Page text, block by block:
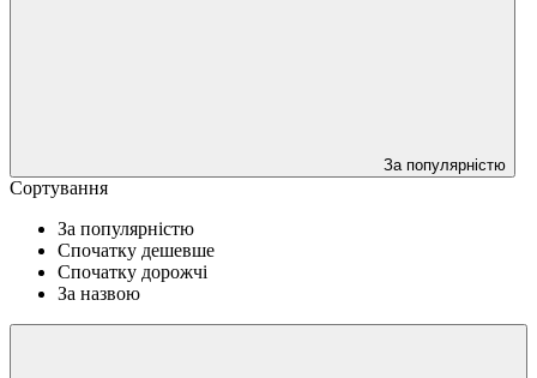
За популярністю
Сортування
За популярністю
Спочатку дешевше
Спочатку дорожчі
За назвою